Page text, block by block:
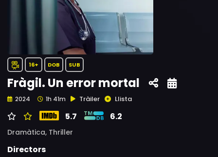
16+ DOB SUB
Fràgil. Un error mortal
2024 1h 41m Tràiler Llista
5.7 6.2
Dramàtica, Thriller
Directors